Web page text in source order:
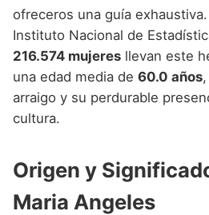
Nombres de Niña que
Nombres de Niña que
Nombres de Niña que
Nombres de Niña que
Nombres de Niña que
Nombres de Niña que
Nombres de Niña
Nombres de Niña
Nombres de Niña
Nombres de Niña
ofreceros una guía
Instituto Nacional de
216.574 mujeres llevan este
una edad media de 60.0 años
arraigo y su perdurable
cultura.
Origen y
Maria Angeles